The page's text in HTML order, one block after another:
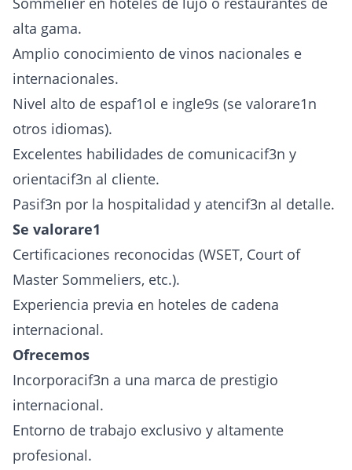
alta gama.
Amplio conocimiento de vinos nacionales e
internacionales.
Nivel alto de espaf1ol e ingle9s (se valorare1n
otros idiomas).
Excelentes habilidades de comunicacif3n y
orientacif3n al cliente.
Pasif3n por la hospitalidad y atencif3n al detalle.
Se valorare1
Certificaciones reconocidas (WSET, Court of
Master Sommeliers, etc.).
Experiencia previa en hoteles de cadena
internacional.
Ofrecemos
Incorporacif3n a una marca de prestigio
internacional.
Entorno de trabajo exclusivo y altamente
profesional.